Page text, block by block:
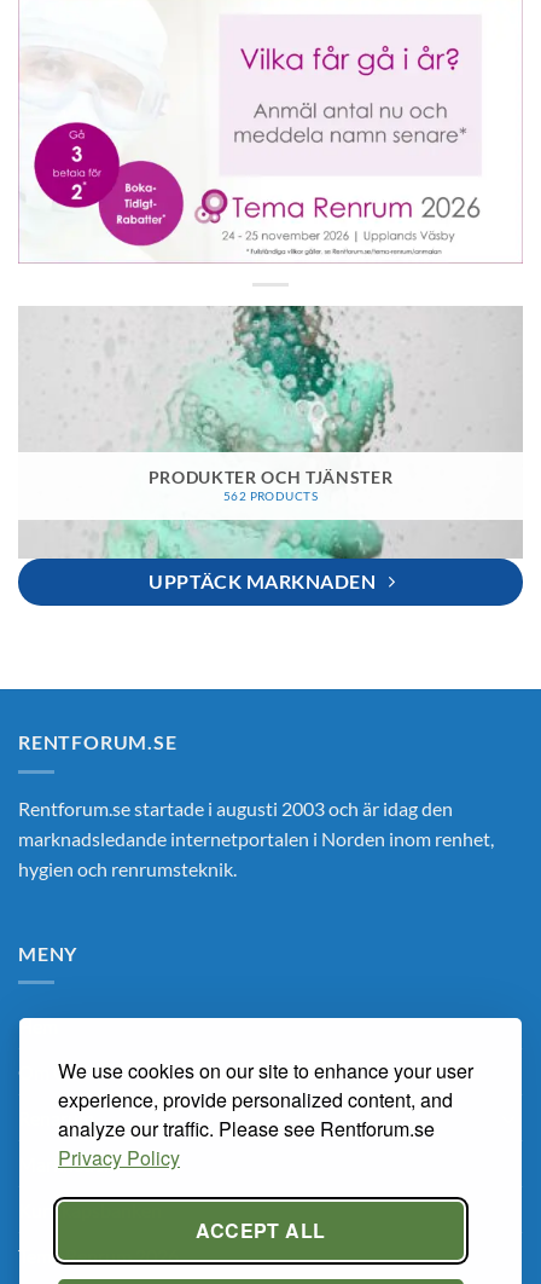
We use cookies on our site to enhance your user
experience, provide personalized content, and
analyze our traffic. Please see Rentforum.se
Privacy Policy
ACCEPT ALL
PRODUKTER OCH TJÄNSTER
562 PRODUCTS
UPPTÄCK MARKNADEN
RENTFORUM.SE
Rentforum.se startade i augusti 2003 och är idag den
marknadsledande internetportalen i Norden inom renhet,
hygien och renrumsteknik.
MENY
Hem
Om Oss
Renarum
Marknaden
Kunskapsbanken
Tema Renrum 2026